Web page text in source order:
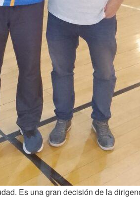
Es una gran decisión de la